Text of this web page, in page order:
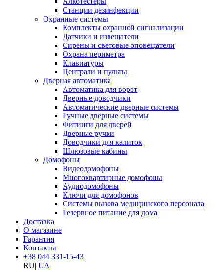
Станции дезинфекции
Охранные системы
Комплекты охранной сигнализации
Датчики и извещатели
Сирены и световые оповещатели
Охрана периметра
Клавиатуры
Централи и пульты
Дверная автоматика
Автоматика для ворот
Дверные доводчики
Автоматические дверные системы
Ручные дверные системы
Фитинги для дверей
Дверные ручки
Доводчики для калиток
Шлюзовые кабины
Домофоны
Видеодомофоны
Многоквартирные домофоны
Аудиодомофоны
Ключи для домофонов
Системы вызова медицинского персонала
Резервное питание для дома
Доставка
О магазине
Гарантия
Контакты
+38 044 331-15-43
RU| UA